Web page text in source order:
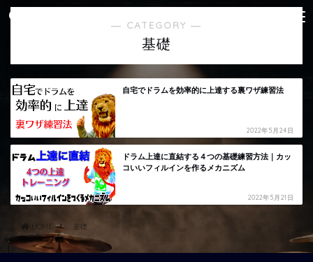
― CATEGORY ―
基礎
自宅でドラムを効率的に上達する裏ワザ練習法
2022年5月24日
ドラム上達に直結する４つの基礎練習方法｜カッ
コいいフィルインを作るメカニズム
2022年5月21日
HOME 基礎